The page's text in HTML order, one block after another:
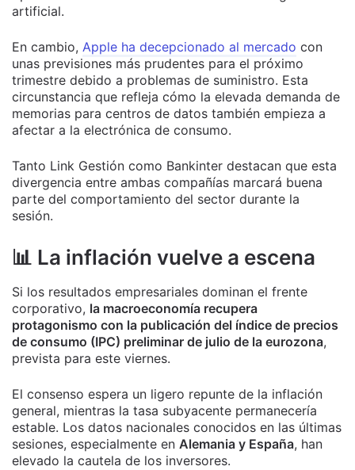
artificial.
En cambio, Apple ha decepcionado al mercado con
unas previsiones más prudentes para el próximo
trimestre debido a problemas de suministro. Esta
circunstancia que refleja cómo la elevada demanda de
memorias para centros de datos también empieza a
afectar a la electrónica de consumo.
Tanto Link Gestión como Bankinter destacan que esta
divergencia entre ambas compañías marcará buena
parte del comportamiento del sector durante la
sesión.
📊 La inflación vuelve a escena
Si los resultados empresariales dominan el frente
corporativo, la macroeconomía recupera
protagonismo con la publicación del índice de precios
de consumo (IPC) preliminar de julio de la eurozona,
prevista para este viernes.
El consenso espera un ligero repunte de la inflación
general, mientras la tasa subyacente permanecería
estable. Los datos nacionales conocidos en las últimas
sesiones, especialmente en Alemania y España, han
elevado la cautela de los inversores.